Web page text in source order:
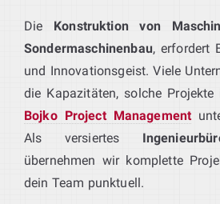
Die Konstruktion von
Sondermaschinenbau, erfordert
und Innovationsgeist. Viele
die Kapazitäten, solche
Bojko Project Management
Als versiertes
übernehmen wir komplette
dein Team punktuell.